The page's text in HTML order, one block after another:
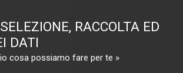
RACCOLTA ED
DATI
cosa possiamo fare per te »